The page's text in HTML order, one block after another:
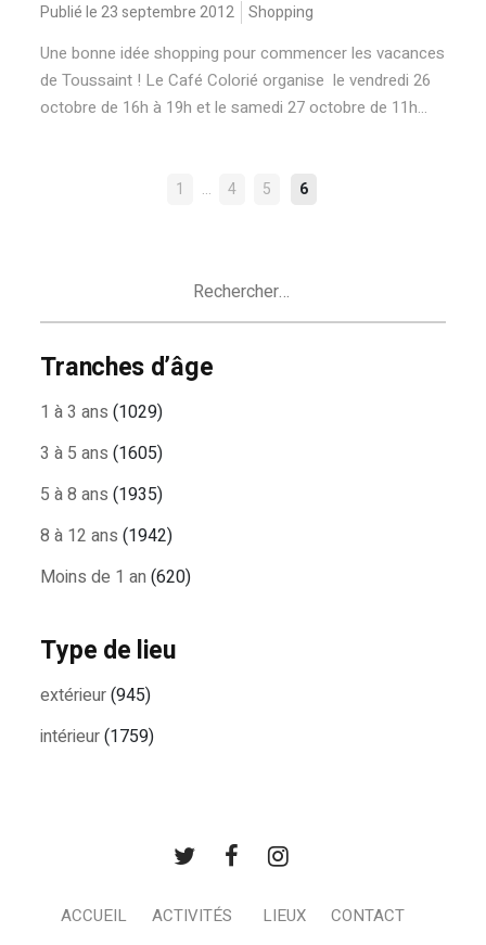
Publié le 23 septembre 2012 Shopping
Une bonne idée shopping pour commencer les vacances
de Toussaint ! Le Café Colorié organise le vendredi 26
octobre de 16h à 19h et le samedi 27 octobre de 11h...
NAVIGATION
1 … 4 5 6
Tranches d’âge
1 à 3 ans (1029)
3 à 5 ans (1605)
5 à 8 ans (1935)
8 à 12 ans (1942)
Moins de 1 an (620)
Type de lieu
extérieur(945)
intérieur(1759)
ACCUEIL ACTIVITÉS LIEUX CONTACT